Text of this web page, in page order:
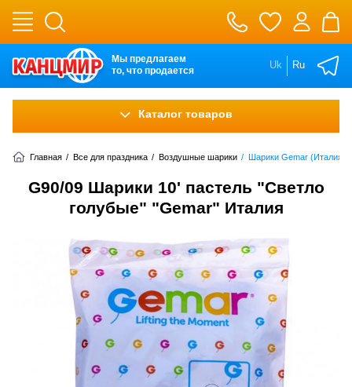
Мы предлагаем
то, что продается
Uk Ru
Каталог товаров
Главная / Все для праздника / Воздушные шарики / Шарики Gemar (Италия)
G90/09 Шарики 10' пастель "Светло
голубые" "Gemar" Италия